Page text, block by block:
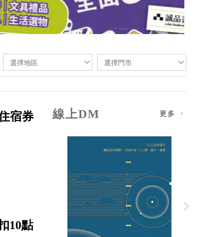
選擇地區 選擇門市
宿券
10點
線上DM 更多